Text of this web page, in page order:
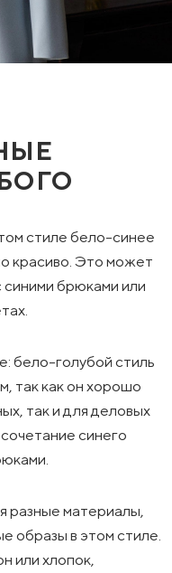
стиле бело-синее
красиво. Это может
синими брюками или
бело-голубой стиль
так как он хорошо
так и для деловых
синего
разные материалы,
образы в этом стиле.
или хлопок,